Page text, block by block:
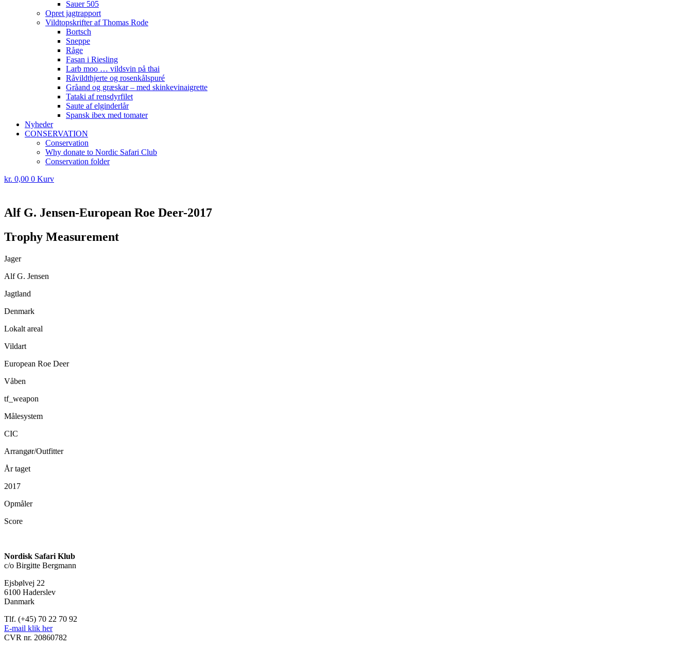
Sauer 505
Opret jagtrapport
Vildtopskrifter af Thomas Rode
Bortsch
Sneppe
Råge
Fasan i Riesling
Larb moo … vildsvin på thai
Råvildthjerte og rosenkålspuré
Gråand og græskar – med skinkevinaigrette
Tataki af rensdyrfilet
Saute af elginderlår
Spansk ibex med tomater
Nyheder
CONSERVATION
Conservation
Why donate to Nordic Safari Club
Conservation folder
kr. 0,00 0 Kurv
Alf G. Jensen-European Roe Deer-2017
Trophy Measurement
Jager
Alf G. Jensen
Jagtland
Denmark
Lokalt areal
Vildart
European Roe Deer
Våben
tf_weapon
Målesystem
CIC
Arrangør/Outfitter
År taget
2017
Opmåler
Score
Nordisk Safari Klub
c/o Birgitte Bergmann
Ejsbølvej 22
6100 Haderslev
Danmark
Tlf. (+45) 70 22 70 92
E-mail klik her
CVR nr. 20860782